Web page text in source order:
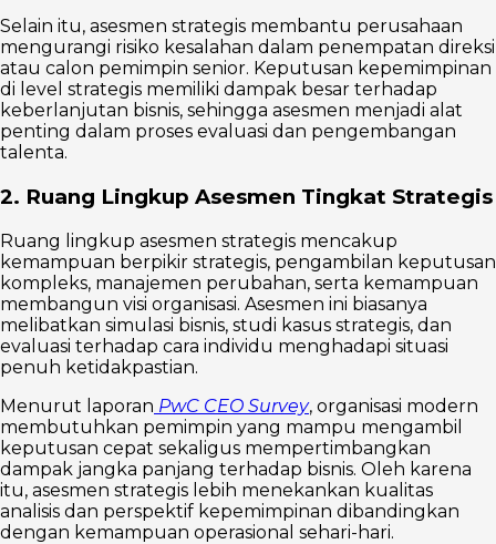
Selain itu, asesmen strategis membantu perusahaan
mengurangi risiko kesalahan dalam penempatan direksi
atau calon pemimpin senior. Keputusan kepemimpinan
di level strategis memiliki dampak besar terhadap
keberlanjutan bisnis, sehingga asesmen menjadi alat
penting dalam proses evaluasi dan pengembangan
talenta.
2. Ruang Lingkup Asesmen Tingkat Strategis
Ruang lingkup asesmen strategis mencakup
kemampuan berpikir strategis, pengambilan keputusan
kompleks, manajemen perubahan, serta kemampuan
membangun visi organisasi. Asesmen ini biasanya
melibatkan simulasi bisnis, studi kasus strategis, dan
evaluasi terhadap cara individu menghadapi situasi
penuh ketidakpastian.
Menurut laporan PwC CEO Survey, organisasi modern
membutuhkan pemimpin yang mampu mengambil
keputusan cepat sekaligus mempertimbangkan
dampak jangka panjang terhadap bisnis. Oleh karena
itu, asesmen strategis lebih menekankan kualitas
analisis dan perspektif kepemimpinan dibandingkan
dengan kemampuan operasional sehari-hari.